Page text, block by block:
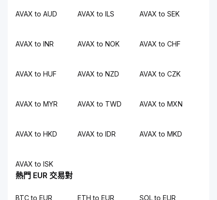
AVAX to AUD AVAX to ILS AVAX to SEK
AVAX to INR AVAX to NOK AVAX to CHF
AVAX to HUF AVAX to NZD AVAX to CZK
AVAX to MYR AVAX to TWD AVAX to MXN
AVAX to HKD AVAX to IDR AVAX to MKD
AVAX to ISK
熱門 EUR 交易對
BTC to EUR ETH to EUR SOL to EUR